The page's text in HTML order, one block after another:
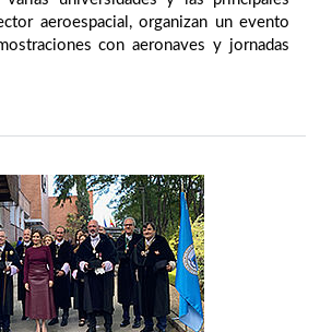
aeroespacial, organizan un evento
con aeronaves y jornadas